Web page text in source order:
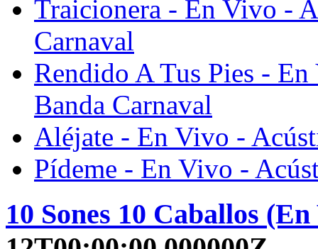
Traicionera - En Vivo -
Carnaval
Rendido A Tus Pies -
Banda Carnaval
Aléjate - En Vivo -
Pídeme - En Vivo -
10 Sones 10 Caballos